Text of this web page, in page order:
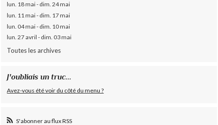
lun. 18 mai - dim. 24 mai
lun. 11 mai - dim. 17 mai
lun. 04 mai - dim. 10 mai
lun. 27 avril - dim. 03 mai
Toutes les archives
J'oubliais un truc...
Avez-vous été voir du côté du menu ?
S'abonner au flux RSS